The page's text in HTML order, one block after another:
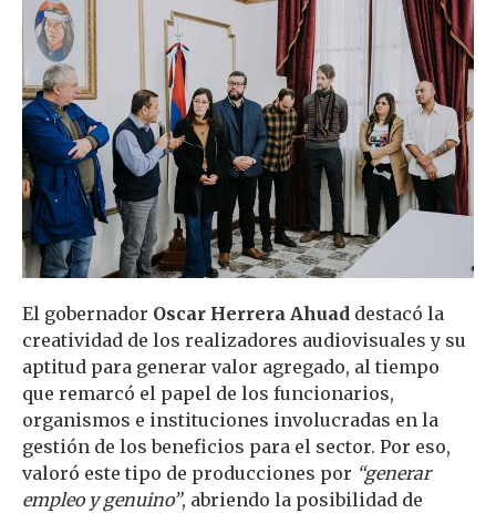
El gobernador Oscar Herrera Ahuad destacó la
creatividad de los realizadores audiovisuales y su
aptitud para generar valor agregado, al tiempo
que remarcó el papel de los funcionarios,
organismos e instituciones involucradas en la
gestión de los beneficios para el sector. Por eso,
valoró este tipo de producciones por “generar
empleo y genuino”, abriendo la posibilidad de